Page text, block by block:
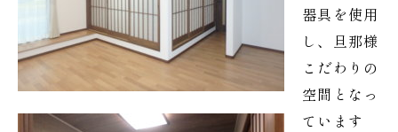
器具を使用
し、旦那様
こだわりの
空間となっ
ています